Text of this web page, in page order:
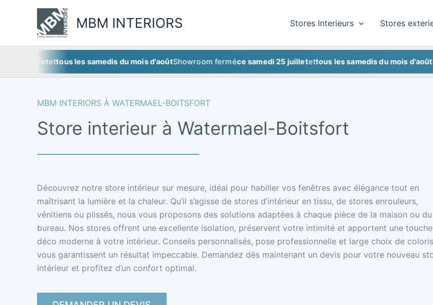
MBM INTERIORS Stores Interieurs Stores
tous les samedis du mois d'aoûtShowroom ferméce samedi 25 juilletettous les samedis du mois d'août
MBM INTERIORS À WATERMAEL-BOITSFORT
Store interieur à Watermael-Boitsfort
Découvrez notre store intérieur sur mesure, idéal pour habiller vos fenêtres avec élégance tout en
maîtrisant la lumière et la chaleur. Qu’il s’agisse de stores d’intérieur en tissu, de stores enrouleurs,
vénitiens ou plissés, nous vous proposons des solutions adaptées à chaque pièce de la maison ou du
bureau. Nos stores offrent une excellente isolation, préservent votre intimité et apportent une touche
déco moderne à votre intérieur. Conseils personnalisés, pose professionnelle et large choix de coloris
vous garantissent un résultat impeccable. Demandez dès maintenant un devis pour votre nouveau
intérieur et profitez d’un confort optimal.